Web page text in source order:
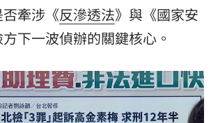
牽涉《反滲透法》與《國家安
下一波偵辦的關鍵核心。